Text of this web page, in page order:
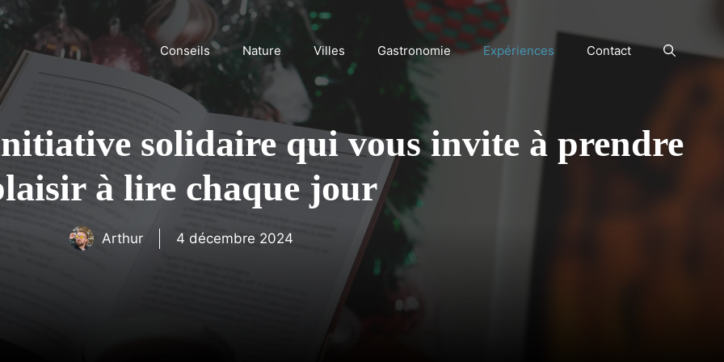
Conseils Nature Villes Gastronomie Expériences Contact
solidaire qui vous invite à prendre
à lire chaque jour
Arthur 4 décembre 2024